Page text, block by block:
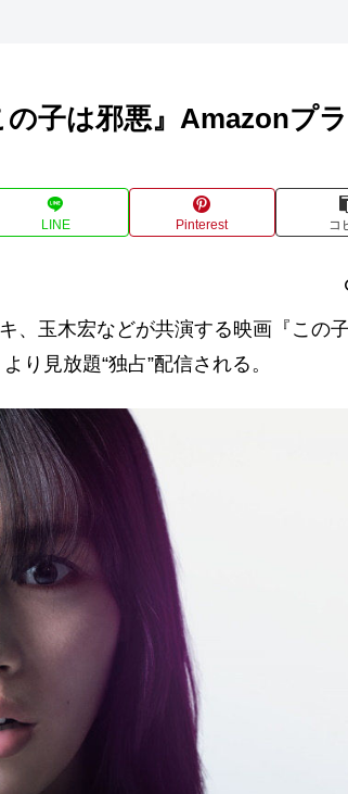
子は邪悪』Amazonプラ
LINE Pinterest コ
玉木宏などが共演する映画『この子
り見放題“独占”配信される。